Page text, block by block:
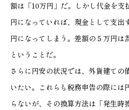
額は「10万円」だ。しかし代金を支
円になっていれば、現金として支出
円になってしまう。差額の５万円は
ということだ。
さらに円安の状況では、外貨建ての
いたい。これらも税務申告の際には
らないが、その換算方法は「発生時